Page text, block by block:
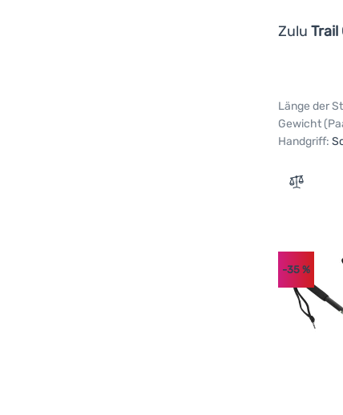
Zulu Trail
Länge der
Gewicht
Handgriff:
Zum
-35%